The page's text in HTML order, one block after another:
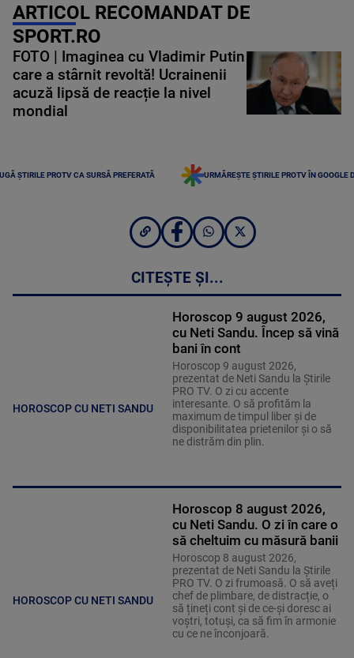
ARTICOL RECOMANDAT DE
SPORT.RO
FOTO | Imaginea cu Vladimir Putin
care a stârnit revoltă! Ucrainenii
acuză lipsă de reacție la nivel
mondial
ȘTIRILE PROTV CA SURSĂ PREFERATĂ URMĂREȘTE ȘTIRILE PROTV ÎN GOOGLE
CITEȘTE ȘI...
HOROSCOP CU NETI SANDU
Horoscop 9 august 2026,
cu Neti Sandu. Încep să vină
bani în cont
Horoscop 9 august 2026,
prezentat de Neti Sandu la Știrile
PRO TV. O zi cu accente
interesante. O să profităm la
maximum de timpul liber și de
disponibilitatea prietenilor și o să
ne distrăm din plin.
HOROSCOP CU NETI SANDU
Horoscop 8 august 2026,
cu Neti Sandu. O zi în care o
să cheltuim cu măsură banii
Horoscop 8 august 2026,
prezentat de Neti Sandu la Știrile
PRO TV. O zi frumoasă. O să aveți
chef de plimbare, de distracție, o
să țineți cont și de ce-și doresc ai
voștri, totuși, ca să fim în armonie
cu ce ne înconjoară.